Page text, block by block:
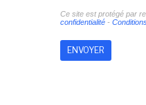
Ce site est protégé par
confidentialité-